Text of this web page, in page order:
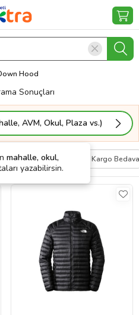
Hood
Sonuçları
AVM, Okul, Plaza vs.)
mahalle, okul,
yazabilirsin.
Kişiye Özel Kargo Bedava